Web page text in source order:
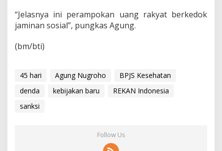
“Jelasnya ini perampokan uang rakyat berkedok
jaminan sosial”, pungkas Agung.
(bm/bti)
45 hari Agung Nugroho
BPJS Kesehatan
denda
kebijakan baru
REKAN Indonesia
sanksi
Follow Us